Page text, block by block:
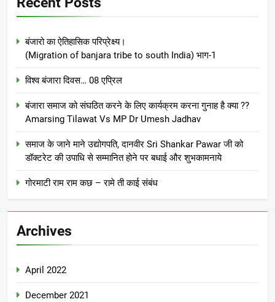
बंजारो का ऐतिहासिक परिप्रेक्ष्य।
(Migration of banjara tribe to south India) भाग-1
विश्व बंजारा दिवस… 08 एप्रिल
बंजारा समाज को संघठित करने के लिए कार्यक्रम करना गुनाह है क्या ??
Amarsing Tilawat Vs MP Dr Umesh Jadhav
समाज के जाने माने उद्योगपति, दानवीर Sri Shankar Pawar जी को
डॉक्टरेट की उपाधि से सम्मानित होने पर बधाई और शुभकामनाये
गोरमाटी राम राम कछ – रामे ती काई संबंध
Archives
April 2022
December 2021